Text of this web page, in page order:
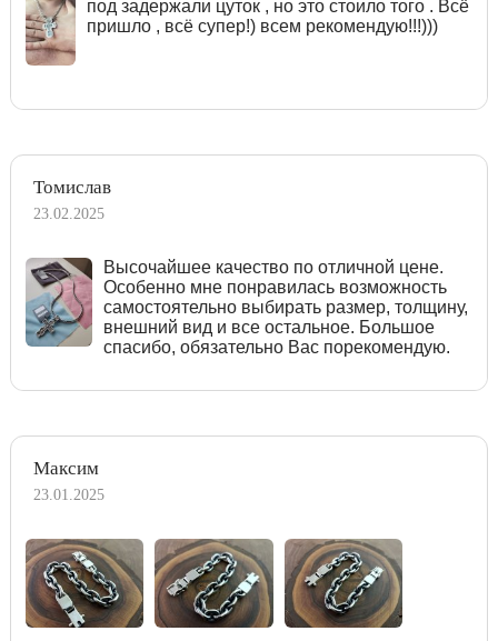
под задержали цуток , но это стоило того . Всё
пришло , всё супер!) всем рекомендую!!!)))
Томислав
23.02.2025
Высочайшее качество по отличной цене.
Особенно мне понравилась возможность
самостоятельно выбирать размер, толщину,
внешний вид и все остальное. Большое
спасибо, обязательно Вас порекомендую.
Максим
23.01.2025